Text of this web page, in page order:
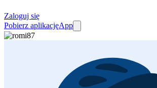
Zaloguj się
Pobierz aplikacjęApp